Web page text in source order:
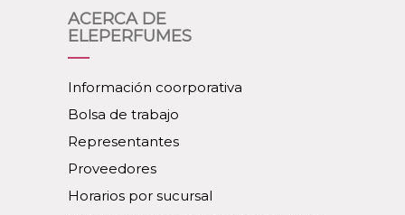
ACERCA DE
ELEPERFUMES
Información coorporativa
Bolsa de trabajo
Representantes
Proveedores
Horarios por sucursal